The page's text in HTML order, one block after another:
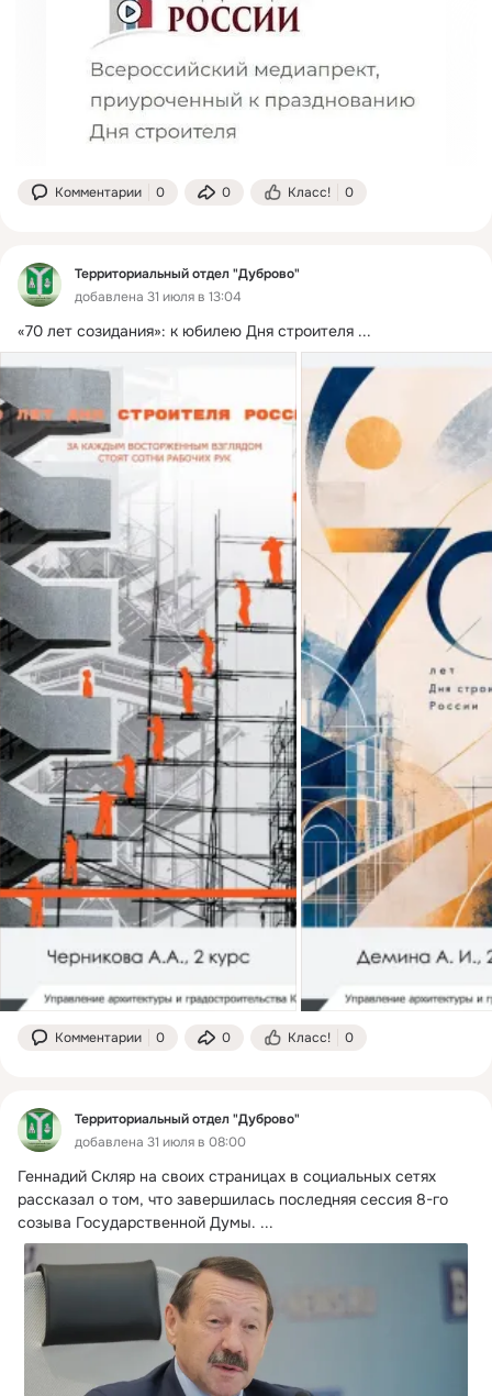
Комментарии 0 0 Класс! 0
Территориальный отдел "Дуброво"
добавлена 31 июля в 13:04
«70 лет созидания»: к юбилею Дня строителя ...
Комментарии 0 0 Класс! 0
Территориальный отдел "Дуброво"
добавлена 31 июля в 08:00
Геннадий Скляр на своих страницах в социальных сетях
рассказал о том, что завершилась последняя сессия 8-го
созыва Государственной Думы. ...